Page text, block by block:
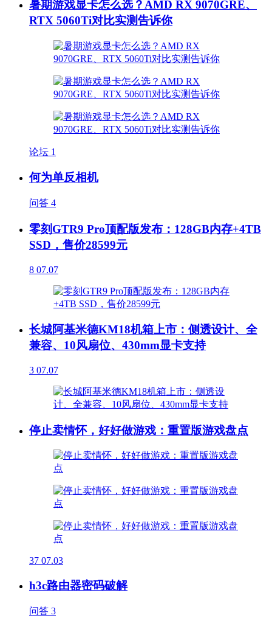
暑期游戏显卡怎么选？AMD RX 9070GRE、
RTX 5060Ti对比实测告诉你
论坛 1
何为单反相机
问答 4
零刻GTR9 Pro顶配版发布：128GB内存+4TB
SSD，售价28599元
8 07.07
长城阿基米德KM18机箱上市：侧透设计、全
兼容、10风扇位、430mm显卡支持
3 07.07
停止卖情怀，好好做游戏：重置版游戏盘点
37 07.03
h3c路由器密码破解
问答 3